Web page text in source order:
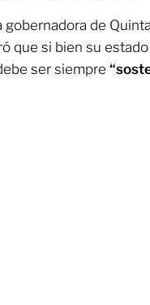
gobernadora de
que si bien su
ser siempre